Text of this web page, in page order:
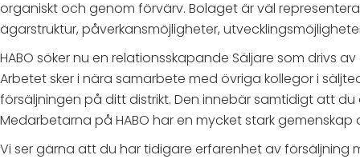
organiskt och genom förvärv. Bolaget är väl
ägarstruktur, påverkansmöjligheter,
HABO söker nu en relationsskapande Säljare som drivs
Arbetet sker i nära samarbete med övriga kollegor i
försäljningen på ditt distrikt. Den innebär samtidigt att
Medarbetarna på HABO har en mycket stark gemenskap
Vi ser gärna att du har tidigare erfarenhet av